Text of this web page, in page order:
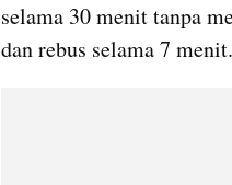
selama 30 menit tanpa
dan rebus selama 7 menit.